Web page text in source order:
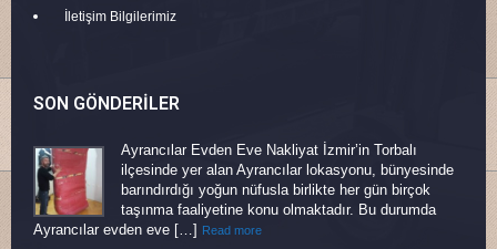
İletişim Bilgilerimiz
SON GÖNDERILER
Ayrancılar Evden Eve Nakliyat İzmir’in Torbalı
ilçesinde yer alan Ayrancılar lokasyonu, bünyesinde
barındırdığı yoğun nüfusla birlikte her gün birçok
taşınma faaliyetine konu olmaktadır. Bu durumda
Ayrancılar evden eve […]
Read more